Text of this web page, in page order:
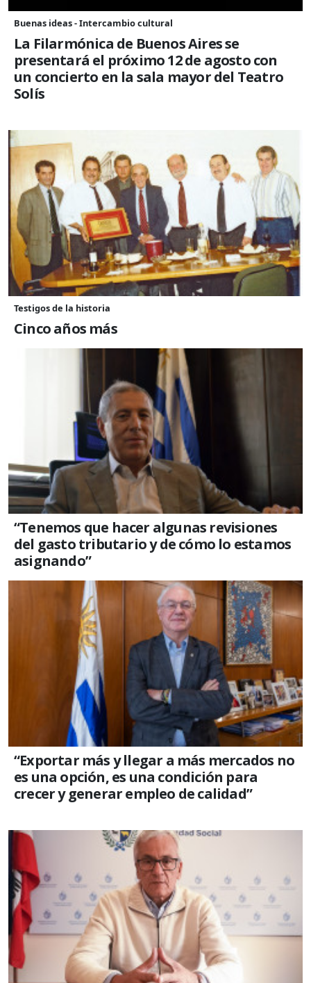
Buenas ideas - Intercambio cultural
La Filarmónica de Buenos Aires se
presentará el próximo 12 de agosto con
un concierto en la sala mayor del Teatro
Solís
Testigos de la historia
Cinco años más
“Tenemos que hacer algunas revisiones
del gasto tributario y de cómo lo estamos
asignando”
“Exportar más y llegar a más mercados no
es una opción, es una condición para
crecer y generar empleo de calidad”